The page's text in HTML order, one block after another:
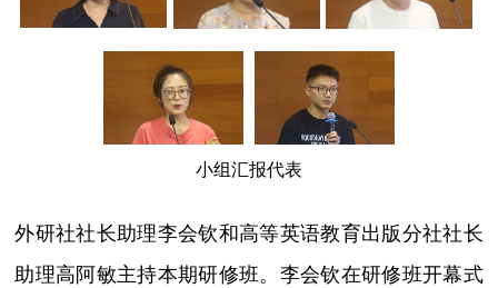
小组汇报代表
外研社社长助理李会钦和高等英语教育出版分社社长
助理高阿敏主持本期研修班。李会钦在研修班开幕式